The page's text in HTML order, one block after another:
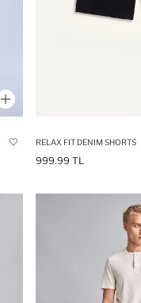
RELAX FIT DENIM SHORTS
999.99 TL